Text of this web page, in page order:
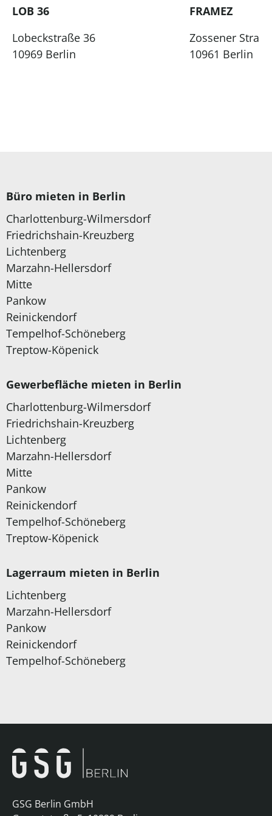
LOB 36
Lobeckstraße 36
10969 Berlin
FRAMEZ
Zossener
10961 Berlin
Büro mieten in Berlin
Charlottenburg-Wilmersdorf
Friedrichshain-Kreuzberg
Lichtenberg
Marzahn-Hellersdorf
Mitte
Pankow
Reinickendorf
Tempelhof-Schöneberg
Treptow-Köpenick
Gewerbefläche mieten in Berlin
Charlottenburg-Wilmersdorf
Friedrichshain-Kreuzberg
Lichtenberg
Marzahn-Hellersdorf
Mitte
Pankow
Reinickendorf
Tempelhof-Schöneberg
Treptow-Köpenick
Lagerraum mieten in Berlin
Lichtenberg
Marzahn-Hellersdorf
Pankow
Reinickendorf
Tempelhof-Schöneberg
GSG Berlin GmbH